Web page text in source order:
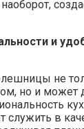
и
не
но и может
служить в